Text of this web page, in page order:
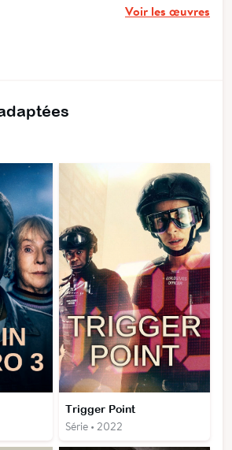
Voir les œuvres
Trigger Point
Série • 2022